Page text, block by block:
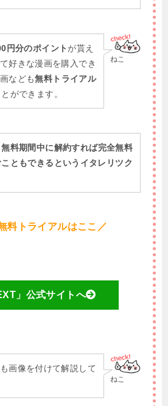
ねこ
円分のポイント が貰え
好きな漫画を購入でき
なども無料トライアル
とができます。
無料期間中に解約すれば完全無料
ともできるというイタレリツク
料トライアルはここ／
」公式サイトへ
ねこ
画像を付けて解説して